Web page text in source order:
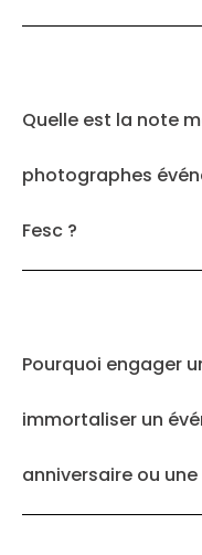
Quelle est la note
photographes
Fesc ?
Pourquoi engager
immortaliser un
anniversaire ou